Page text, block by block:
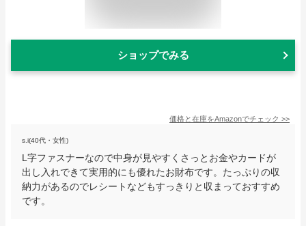
ショップでみる
価格と在庫をAmazonでチェック >>
s.i(40代・女性)
L字ファスナーなので中身が見やすくさっとお金やカードが
出し入れできて実用的にも優れたお財布です。たっぷりの収
納力があるのでレシートなどもすっきりと収まっておすすめ
です。